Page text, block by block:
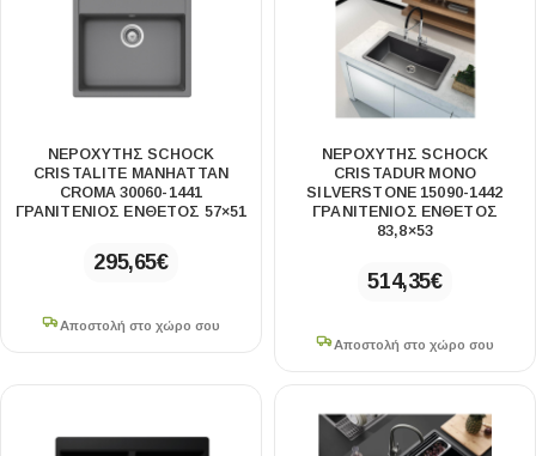
ΝΕΡΟΧΥΤΗΣ SCHOCK
CRISTALITE MANHATTAN
CROMA 30060-1441
ΓΡΑΝΙΤΕΝΙΟΣ ΕΝΘΕΤΟΣ 57×51
295,65€
Αποστολή στο χώρο σου
ΝΕΡΟΧΥΤΗΣ SCHOCK
CRISTADUR MONO
SILVERSTONE 15090-1442
ΓΡΑΝΙΤΕΝΙΟΣ ΕΝΘΕΤΟΣ
83,8×53
514,35€
Αποστολή στο χώρο σου